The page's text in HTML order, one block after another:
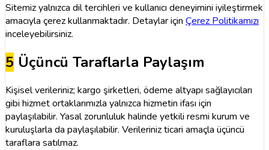
Sitemiz yalnızca dil tercihleri ve kullanıcı deneyimini iyileştirmek
amacıyla çerez kullanmaktadır. Detaylar için Çerez Politikamızı
inceleyebilirsiniz.
5 Üçüncü Taraflarla Paylaşım
Kişisel verileriniz; kargo şirketleri, ödeme altyapı sağlayıcıları
gibi hizmet ortaklarımızla yalnızca hizmetin ifası için
paylaşılabilir. Yasal zorunluluk halinde yetkili resmi kurum ve
kuruluşlarla da paylaşılabilir. Verileriniz ticari amaçla üçüncü
taraflara satılmaz.